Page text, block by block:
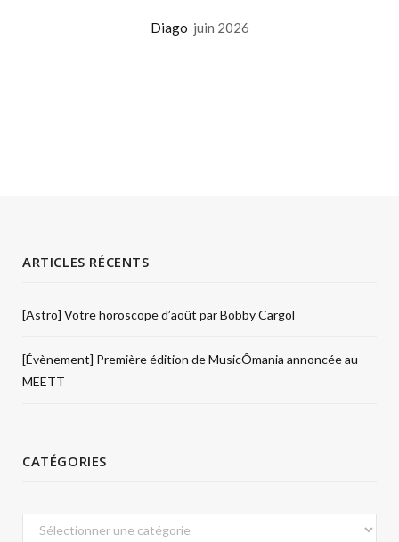
Diago juin 2026
ARTICLES RÉCENTS
[Astro] Votre horoscope d’août par Bobby Cargol
[Évènement] Première édition de MusicÔmania annoncée au
MEETT
CATÉGORIES
Catégories